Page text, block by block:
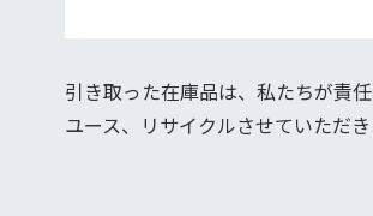
引き取った在庫品は、私たちが責
ユース、リサイクルさせていただき